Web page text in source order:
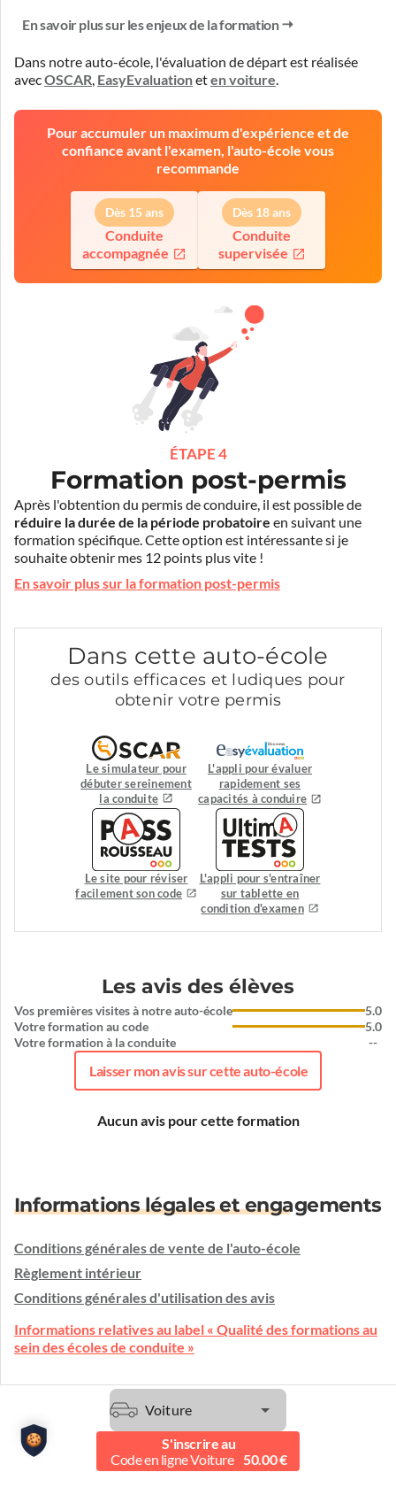
En savoir plus sur les enjeux de la formation
Dans notre auto-école, l'évaluation de départ est réalisée
avecOSCAR EasyEvaluationeten voiture
Pour accumuler un maximum d'expérience et de
confiance avant l'examen, l'auto-école vous
recommande
Dès 15 ans
Conduite
accompagnée
Dès 18 ans
Conduite
supervisée
ÉTAPE 4
Formation post-permis
Après l'obtention du permis de conduire, il est possible de
réduire la durée de la période probatoire en suivant une
formation spécifique. Cette option est intéressante si je
souhaite obtenir mes 12 points plus vite !
En savoir plus sur la formation post-permis
Dans cette auto-école
des outils efficaces et ludiques pour
obtenir votre permis
Le simulateur pour
débuter sereinement
la conduite
L'appli pour évaluer
rapidement ses
capacités à conduire
Le site pour réviser
facilement son code
L'appli pour s'entraîner
sur tablette en
condition d'examen
Les avis des élèves
Vos premières visites à notre auto-école
Votre formation au code
Votre formation à la conduite
5.0
5.0
--
Laisser mon avis sur cette auto-école
Aucun avis pour cette formation
Informations légales et engagements
Conditions générales de vente de l'auto-école
Règlement intérieur
Conditions générales d'utilisation des avis
Informations relatives au label « Qualité des formations au
sein des écoles de conduite »
L'auto-école vous écoute et vous conseille.
Etre contacté
Voiture
S'inscrire au
Code en ligne Voiture
50.00 €